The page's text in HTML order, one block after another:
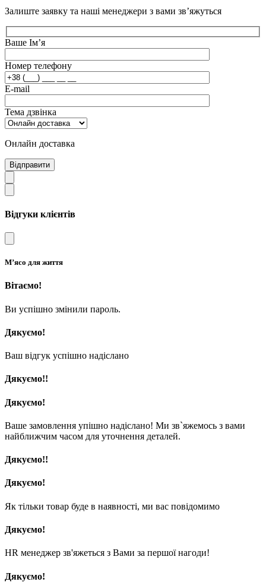
Залиште заявку та наші менеджери з вами зв’яжуться
Ваше Ім’я
Номер телефону
E-mail
Тема дзвінка
Онлайн доставка
Відправити
Відгуки клієнтів
М’ясо для життя
Вітаємо!
Ви успішно змінили пароль.
Дякуємо!
Ваш відгук успішно надіслано
Дякуємо!!
Дякуємо!
Ваше замовлення упішно надіслано! Ми зв`яжемось з вами
найближчим часом для уточнення деталей.
Дякуємо!!
Дякуємо!
Як тільки товар буде в наявності, ми вас повідомимо
Дякуємо!
HR менеджер зв'яжеться з Вами за першої нагоди!
Дякуємо!